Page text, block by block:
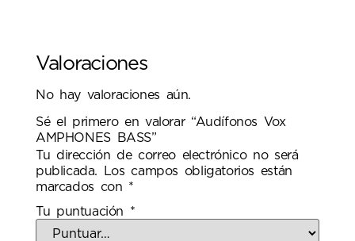
Valoraciones
No hay valoraciones aún.
Sé el primero en valorar “Audífonos Vox
AMPHONES BASS”
Tu dirección de correo electrónico no será
publicada.
Los campos obligatorios están
marcados con *
Tu puntuación *